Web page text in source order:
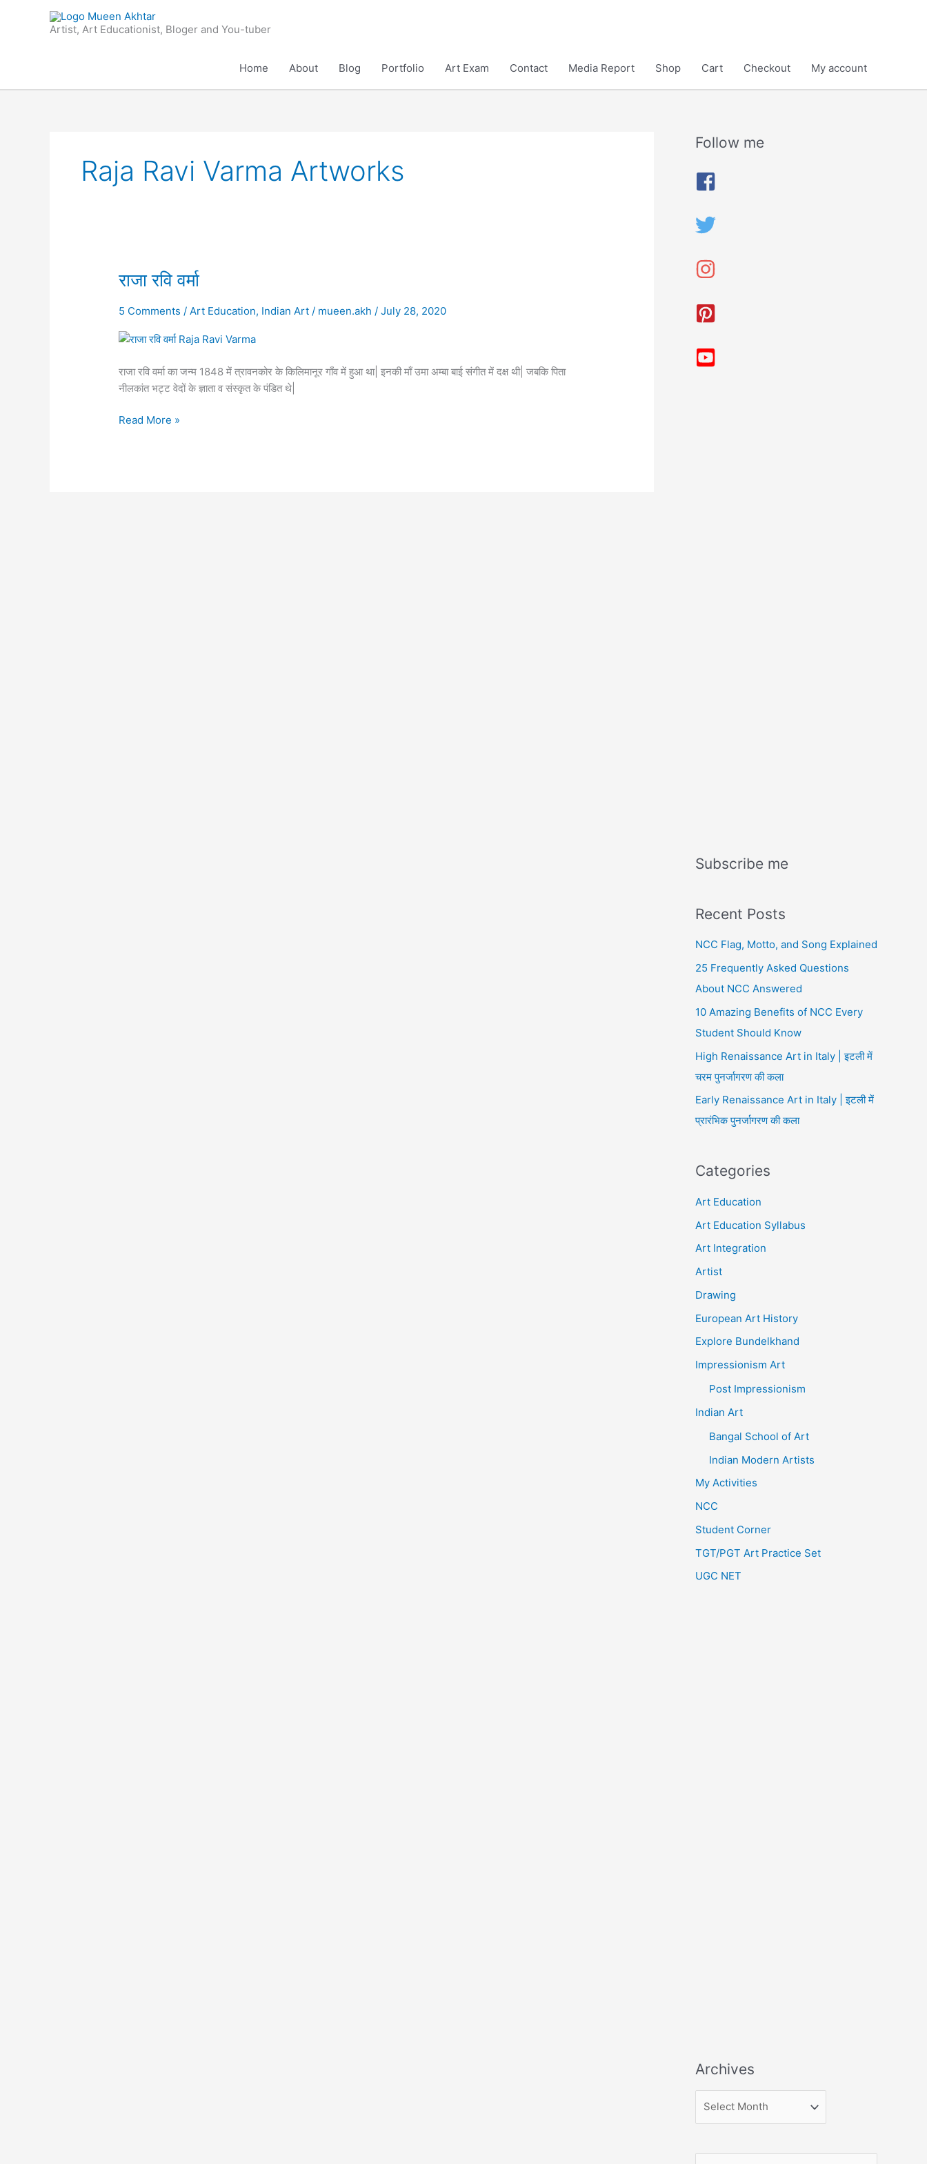
Artist, Art Educationist, Bloger and You-tuber
Home About Blog Portfolio Art Exam Contact Media Report Shop Cart Checkout My account
Raja Ravi Varma Artworks
राजा रवि वर्मा
5 Comments /Art Education, Indian Art / mueen.akh/July 28, 2020
राजा रवि वर्मा का जन्म 1848 में त्रावनकोर के किलिमानूर गाँव में हुआ था| इनकी माँ उमा अम्बा बाई संगीत में दक्ष थी| जबकि पिता
नीलकांत भट्ट वेदों के ज्ञाता व संस्कृत के पंडित थे|
राजा
वर्मा
Read More »
Follow me
Subscribe me
Recent Posts
NCC Flag, Motto, and Song Explained
25 Frequently Asked Questions
About NCC Answered
10 Amazing Benefits of NCC Every
Student Should Know
High Renaissance Art in Italy | इटली में
चरम पुनर्जागरण की कला
Early Renaissance Art in Italy | इटली में
प्रारंभिक पुनर्जागरण की कला
Categories
Art Education
Art Education Syllabus
Art Integration
Artist
Drawing
European Art History
Explore Bundelkhand
Impressionism Art
Post Impressionism
Indian Art
Bangal School of Art
Indian Modern Artists
My Activities
NCC
Student Corner
TGT/PGT Art Practice Set
UGC NET
Archives
A
i
e